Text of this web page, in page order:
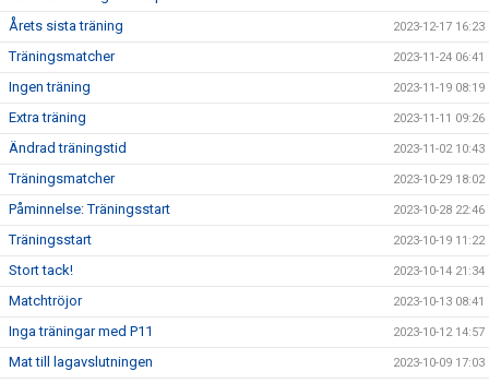
Årets sista träning 2023-12-17 16:23
Träningsmatcher 2023-11-24 06:41
Ingen träning 2023-11-19 08:19
Extra träning 2023-11-11 09:26
Ändrad träningstid 2023-11-02 10:43
Träningsmatcher 2023-10-29 18:02
Påminnelse: Träningsstart 2023-10-28 22:46
Träningsstart 2023-10-19 11:22
Stort tack! 2023-10-14 21:34
Matchtröjor 2023-10-13 08:41
Inga träningar med P11 2023-10-12 14:57
Mat till lagavslutningen 2023-10-09 17:03